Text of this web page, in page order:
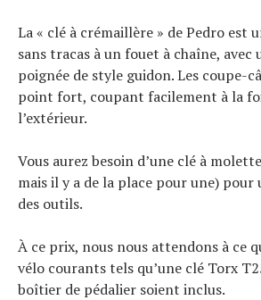
La « clé à crémaillère » de Pedro est
sans tracas à un fouet à chaîne, avec
poignée de style guidon. Les coupe-
point fort, coupant facilement à la
l’extérieur.
Vous aurez besoin d’une clé à
mais il y a de la place pour une)
des outils.
À ce prix, nous nous attendons à ce
vélo courants tels qu’une clé Torx
boîtier de pédalier soient inclus.